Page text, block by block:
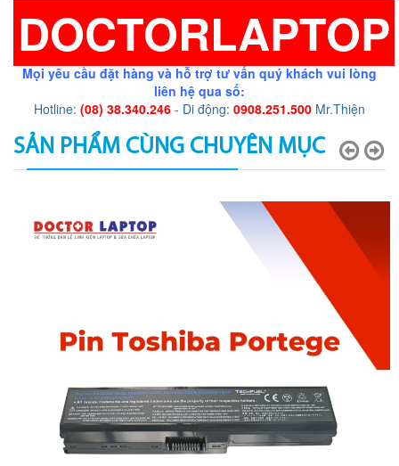
DOCTORLAPTOP
Mọi yêu cầu đặt hàng và hỗ trợ tư vấn quý khách vui lòng
liên hệ qua số:
Hotline: (08) 38.340.246 - Di động: 0908.251.500 Mr.Thiện
SẢN PHẨM CÙNG CHUYÊN MỤC